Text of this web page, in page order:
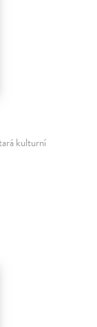
kulturní